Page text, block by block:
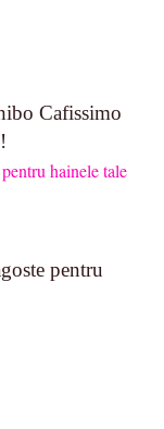
Cafissimo
pentru